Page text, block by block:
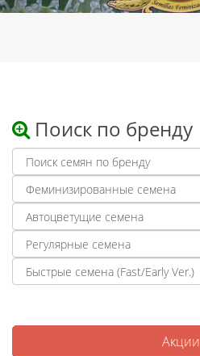
Поиск по бренду
Акции